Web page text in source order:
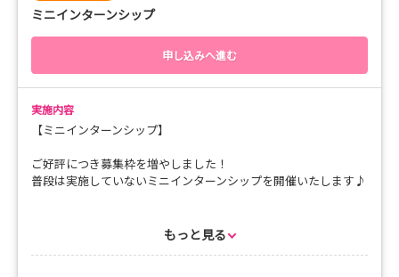
ミニインターンシップ
申し込みへ進む
実施内容
【ミニインターンシップ】
ご好評につき募集枠を増やしました！
普段は実施していないミニインターンシップを開催いたします♪
もっと見る